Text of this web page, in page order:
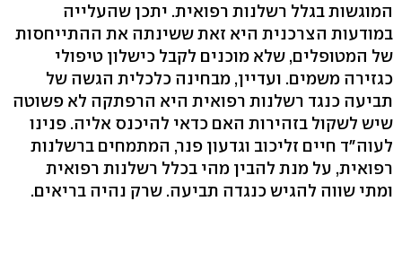
המוגשות בגלל רשלנות רפואית. יתכן שהעלייה
במודעות הצרכנית היא זאת ששינתה את ההתייחסות
של המטופלים, שלא מוכנים לקבל כישלון טיפולי
כגזירה משמים. ועדיין, מבחינה כלכלית הגשה של
תביעה כנגד רשלנות רפואית היא הרפתקה לא פשוטה
שיש לשקול בזהירות האם כדאי להיכנס אליה. פנינו
לעוה"ד חיים זליכוב וגדעון פנר, המתמחים ברשלנות
רפואית, על מנת להבין מהי בכלל רשלנות רפואית
ומתי שווה להגיש כנגדה תביעה. שרק נהיה בריאים.